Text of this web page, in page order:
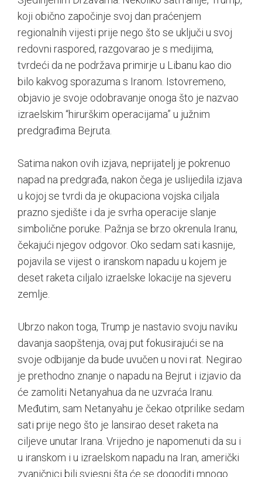
koji obično započinje svoj dan praćenjem
regionalnih vijesti prije nego što se uključi u svoj
redovni raspored, razgovarao je s medijima,
tvrdeći da ne podržava primirje u Libanu kao dio
bilo kakvog sporazuma s Iranom. Istovremeno,
objavio je svoje odobravanje onoga što je nazvao
izraelskim “hirurškim operacijama” u južnim
predgrađima Bejruta.
Satima nakon ovih izjava, neprijatelj je pokrenuo
napad na predgrađa, nakon čega je uslijedila izjava
u kojoj se tvrdi da je okupaciona vojska ciljala
prazno sjedište i da je svrha operacije slanje
simbolične poruke. Pažnja se brzo okrenula Iranu,
čekajući njegov odgovor. Oko sedam sati kasnije,
pojavila se vijest o iranskom napadu u kojem je
deset raketa ciljalo izraelske lokacije na sjeveru
zemlje.
Ubrzo nakon toga, Trump je nastavio svoju naviku
davanja saopštenja, ovaj put fokusirajući se na
svoje odbijanje da bude uvučen u novi rat. Negirao
je prethodno znanje o napadu na Bejrut i izjavio da
će zamoliti Netanyahua da ne uzvraća Iranu.
Međutim, sam Netanyahu je čekao otprilike sedam
sati prije nego što je lansirao deset raketa na
ciljeve unutar Irana. Vrijedno je napomenuti da su i
u iranskom i u izraelskom napadu na Iran, američki
zvaničnici bili svjesni šta će se dogoditi mnogo